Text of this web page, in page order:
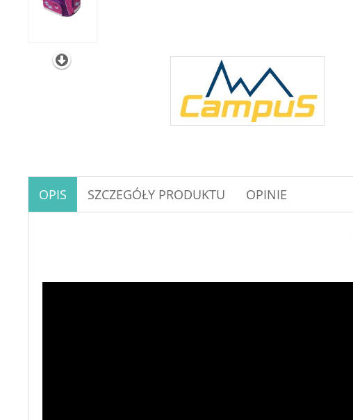
OPIS SZCZEGÓŁY PRODUKTU OPINIE